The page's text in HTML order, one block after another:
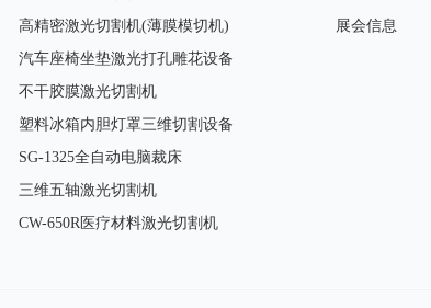
高精密激光切割机(薄膜模切机)
汽车座椅坐垫激光打孔雕花设备
不干胶膜激光切割机
塑料冰箱内胆灯罩三维切割设备
SG-1325全自动电脑裁床
三维五轴激光切割机
CW-650R医疗材料激光切割机
展会信息